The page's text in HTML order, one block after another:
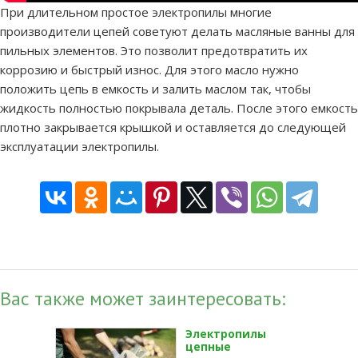
При длительном простое электропилы многие
производители цепей советуют делать масляные ванны для
пильных элементов. Это позволит предотвратить их
коррозию и быстрый износ. Для этого масло нужно
положить цепь в емкость и залить маслом так, чтобы
жидкость полностью покрывала деталь. После этого емкость
плотно закрывается крышкой и оставляется до следующей
эксплуатации электропилы.
Вас также может заинтересовать:
Электропилы
цепные